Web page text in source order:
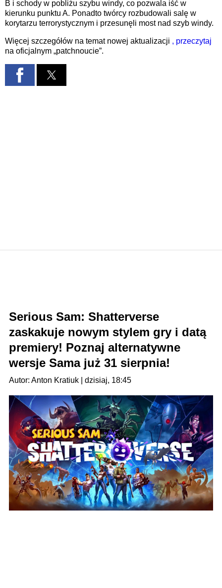
B i schody w pobliżu szybu windy, co pozwala iść w
kierunku punktu A. Ponadto twórcy rozbudowali salę w
korytarzu terrorystycznym i przesunęli most nad szyb windy.
Więcej szczegółów na temat nowej aktualizacji , przeczytaj
na oficjalnym „patchnoucie”.